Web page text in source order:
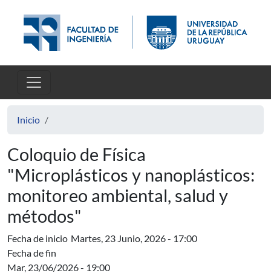
Inicio
Coloquio de Física
"Microplásticos y nanoplásticos:
monitoreo ambiental, salud y
métodos"
Fecha de inicio Martes, 23 Junio, 2026 - 17:00
Fecha de fin
Mar, 23/06/2026 - 19:00